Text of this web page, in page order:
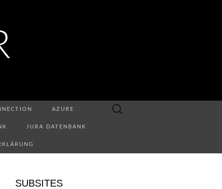
AZURE
JURA DATENBANK
Suchen
SUBSITES